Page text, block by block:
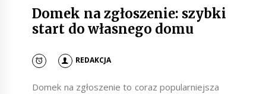
Domek na zgłoszenie: szybki
start do własnego domu
REDAKCJA
Domek na zgłoszenie to coraz popularniejsza